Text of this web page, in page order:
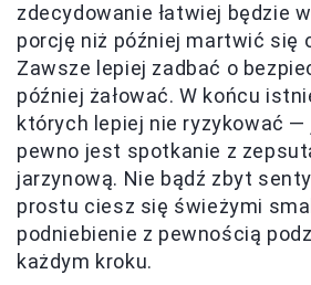
zdecydowanie łatwiej będzie
porcję niż później martwić się
Zawsze lepiej zadbać o
później żałować. W końcu
których lepiej nie ryzykować —
pewno jest spotkanie z
jarzynową. Nie bądź zbyt
prostu ciesz się świeżymi
podniebienie z pewnością
każdym kroku.